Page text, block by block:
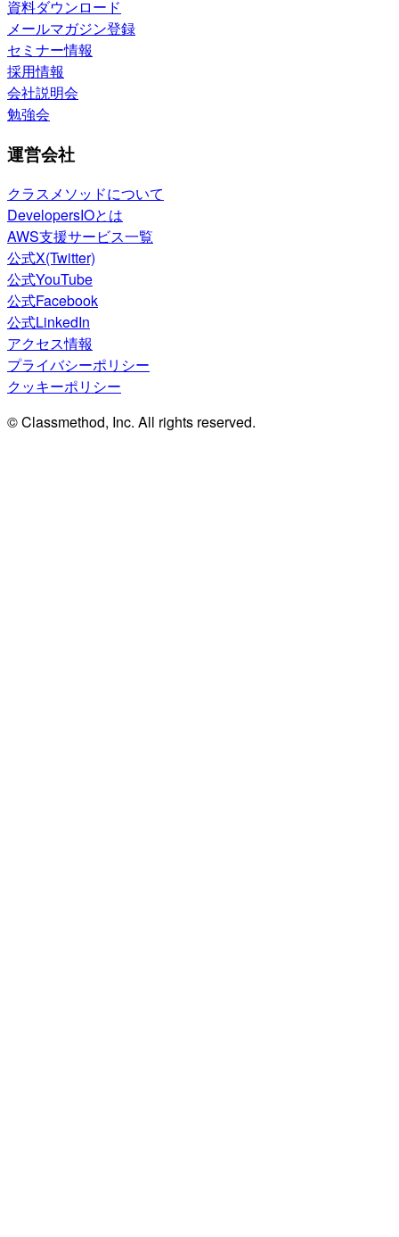
資料ダウンロード
メールマガジン登録
セミナー情報
採用情報
会社説明会
勉強会
運営会社
クラスメソッドについて
DevelopersIOとは
AWS支援サービス一覧
公式X(Twitter)
公式YouTube
公式Facebook
公式LinkedIn
アクセス情報
プライバシーポリシー
クッキーポリシー
© Classmethod, Inc. All rights reserved.